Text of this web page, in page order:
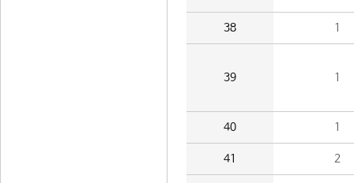
38 1
39 1
40 1
41 2